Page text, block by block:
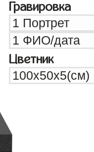
Гравировка
Цветник